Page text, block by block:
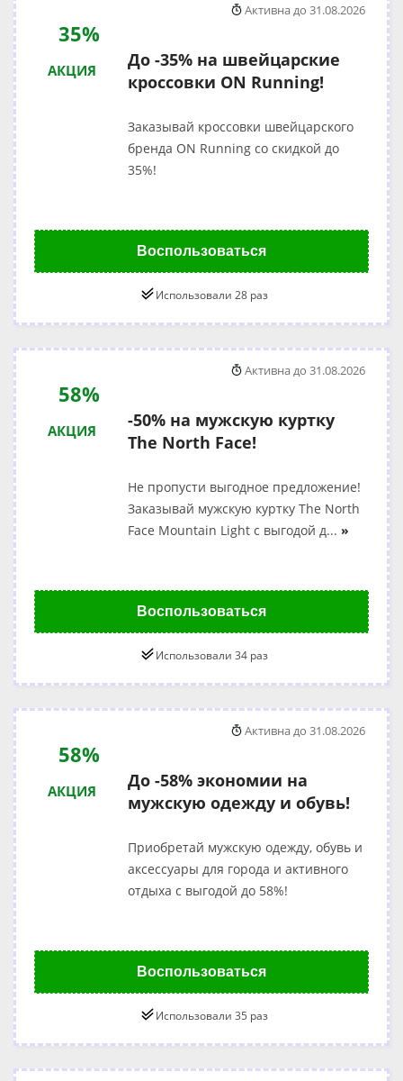
35%
АКЦИЯ
До -35% на швейцарские
кроссовки ON Running!
Заказывай кроссовки швейцарского
бренда ON Running со скидкой до
35%!
Активна до 31.08.2026
Воспользоваться
Использовали 28 раз
58%
АКЦИЯ
-50% на мужскую куртку
The North Face!
Не пропусти выгодное предложение!
Заказывай мужскую куртку The North
Face Mountain Light с выгодой д... »
Активна до 31.08.2026
Воспользоваться
Использовали 34 раз
58%
АКЦИЯ
До -58% экономии на
мужскую одежду и обувь!
Приобретай мужскую одежду, обувь и
аксессуары для города и активного
отдыха с выгодой до 58%!
Активна до 31.08.2026
Воспользоваться
Использовали 35 раз